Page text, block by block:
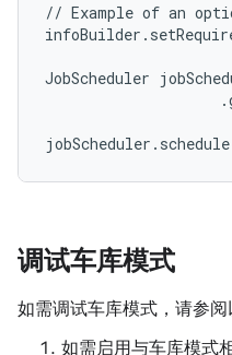
// Example of an
infoBuilder .
JobScheduler
.
jobScheduler . schedule
调试车库模式
如需调试车库模式，请参阅
如需启用与车库模式